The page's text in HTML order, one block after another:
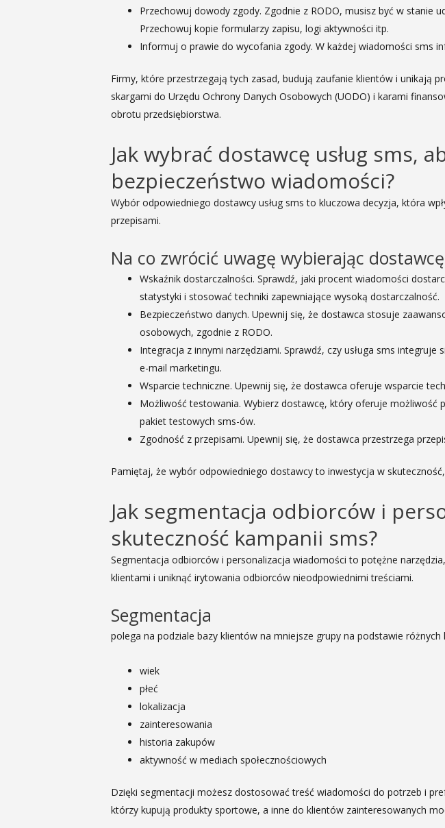
Przechowuj dowody zgody. Zgodnie z RODO, musisz być w stanie
Przechowuj kopie formularzy zapisu, logi aktywności itp.
Informuj o prawie do wycofania zgody. W każdej wiadomości sms
Firmy, które przestrzegają tych zasad, budują zaufanie klientów i unikają
skargami do Urzędu Ochrony Danych Osobowych (UODO) i karami
obrotu przedsiębiorstwa.
Jak wybrać dostawcę usług sms,
bezpieczeństwo wiadomości?
Wybór odpowiedniego dostawcy usług sms to kluczowa decyzja, która
przepisami.
Na co zwrócić uwagę wybierając dostawcę
Wskaźnik dostarczalności. Sprawdź, jaki procent wiadomości
statystyki i stosować techniki zapewniające wysoką dostarczalność.
Bezpieczeństwo danych. Upewnij się, że dostawca stosuje
osobowych, zgodnie z RODO.
Integracja z innymi narzędziami. Sprawdź, czy usługa sms
e-mail marketingu.
Wsparcie techniczne. Upewnij się, że dostawca oferuje wsparcie
Możliwość testowania. Wybierz dostawcę, który oferuje możliwość
pakiet testowych sms-ów.
Zgodność z przepisami. Upewnij się, że dostawca przestrzega
Pamiętaj, że wybór odpowiedniego dostawcy to inwestycja w
Jak segmentacja odbiorców i
skuteczność kampanii sms?
Segmentacja odbiorców i personalizacja wiadomości to potężne
klientami i uniknąć irytowania odbiorców nieodpowiednimi treściami.
Segmentacja
polega na podziale bazy klientów na mniejsze grupy na podstawie różnych
wiek
płeć
lokalizacja
zainteresowania
historia zakupów
aktywność w mediach społecznościowych
Dzięki segmentacji możesz dostosować treść wiadomości do potrzeb i
którzy kupują produkty sportowe, a inne do klientów zainteresowanych